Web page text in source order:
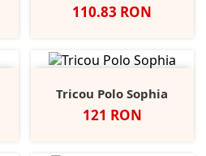
Pret
110.83 RON
Tricou Polo Sophia
Pret
121 RON